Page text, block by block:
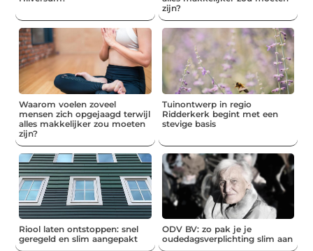
zijn?
Waarom voelen zoveel
mensen zich opgejaagd terwijl
alles makkelijker zou moeten
zijn?
Tuinontwerp in regio
Ridderkerk begint met een
stevige basis
Riool laten ontstoppen: snel
geregeld en slim aangepakt
ODV BV: zo pak je je
oudedagsverplichting slim aan